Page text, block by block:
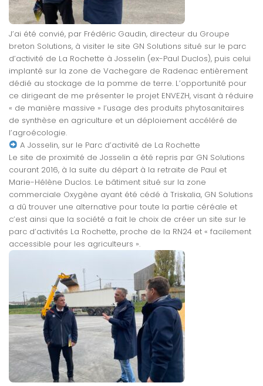
J’ai été convié, par Frédéric Gaudin, directeur du Groupe
breton Solutions, à visiter le site GN Solutions situé sur le parc
d’activité de La Rochette à Josselin (ex-Paul Duclos), puis celui
implanté sur la zone de Vachegare de Radenac entièrement
dédié au stockage de la pomme de terre. L’opportunité pour
ce dirigeant de me présenter le projet ENVEZH, visant à réduire
« de manière massive » l’usage des produits phytosanitaires
de synthèse en agriculture et un déploiement accéléré de
l’agroécologie.
A Josselin, sur le Parc d’activité de La Rochette
Le site de proximité de Josselin a été repris par GN Solutions
courant 2016, à la suite du départ à la retraite de Paul et
Marie-Hélène Duclos. Le bâtiment situé sur la zone
commerciale Oxygène ayant été cédé à Triskalia, GN Solutions
a dû trouver une alternative pour toute la partie céréale et
c’est ainsi que la société a fait le choix de créer un site sur le
parc d’activités La Rochette, proche de la RN24 et « facilement
accessible pour les agriculteurs ».